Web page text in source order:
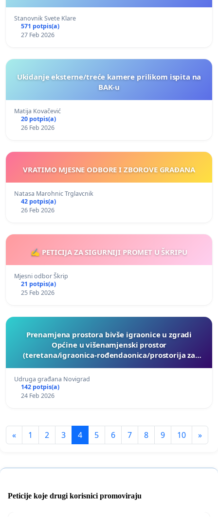
Stanovnik Svete Klare
571 potpis(a)
27 Feb 2026
Ukidanje eksterne/treće kamere prilikom ispita na
BAK-u
Matija Kovačević
20 potpis(a)
26 Feb 2026
VRATIMO MJESNE ODBORE I ZBOROVE GRAĐANA
Natasa Marohnic Trglavcnik
42 potpis(a)
26 Feb 2026
✍️ PETICIJA ZA SIGURNIJI PROMET U ŠKRIPU
Mjesni odbor Škrip
21 potpis(a)
25 Feb 2026
Prenamjena prostora bivše igraonice u zgradi
Općine u višenamjenski prostor
(teretana/igraonica-rođendaonica/prostorija za
Udruga građana Novigrad
142 potpis(a)
24 Feb 2026
« 1 2 3 4 5 6 7 8 9 10 »
Peticije koje drugi korisnici promoviraju